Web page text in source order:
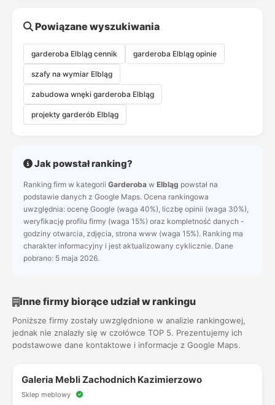
Powiązane wyszukiwania
garderoba Elbląg cennik garderoba Elbląg opinie
szafy na wymiar Elbląg
zabudowa wnęki garderoba Elbląg
projekty garderób Elbląg
Jak powstał ranking?
Ranking firm w kategorii Garderoba w Elbląg powstał na
podstawie danych z Google Maps. Ocena rankingowa
uwzględnia: ocenę Google (waga 40%), liczbę opinii (waga 30%),
weryfikację profilu firmy (waga 15%) oraz kompletność danych -
godziny otwarcia, zdjęcia, strona www (waga 15%). Ranking ma
charakter informacyjny i jest aktualizowany cyklicznie. Dane
pobrano: 5 maja 2026.
Inne firmy biorące udział w rankingu
Poniższe firmy zostały uwzględnione w analizie rankingowej,
jednak nie znalazły się w czołówce TOP 5. Prezentujemy ich
podstawowe dane kontaktowe i informacje z Google Maps.
Galeria Mebli Zachodnich Kazimierzowo
Sklep meblowy